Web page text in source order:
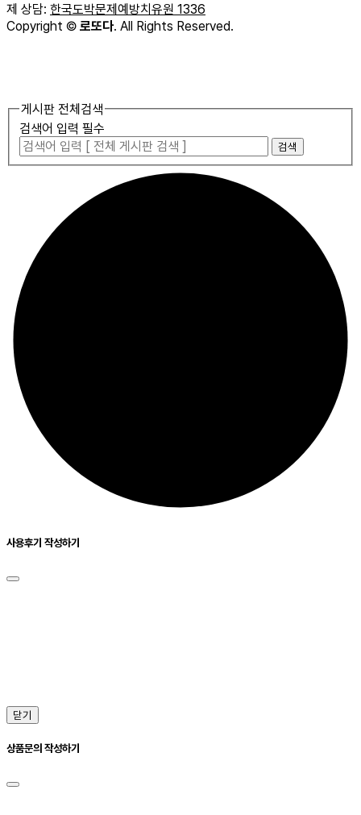
제 상담: 한국도박문제예방치유원 1336
Copyright © 로또다. All Rights Reserved.
게시판 전체검색
검색어 입력 필수
검색
사용후기 작성하기
닫기
상품문의 작성하기